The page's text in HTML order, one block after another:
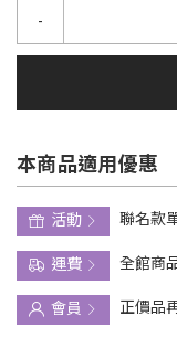
-
本商品適用優惠
活動
聯名款
運費
全館商
會員
正價品